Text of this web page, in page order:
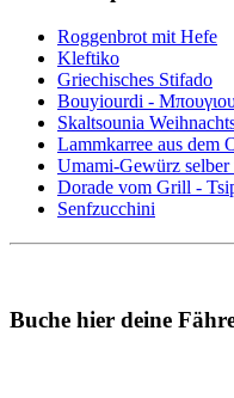
Roggenbrot mit Hefe
Kleftiko
Griechisches Stifado
Bouyiourdi -
Skaltsounia
Lammkarree aus dem
Umami-Gewürz selber
Dorade vom Grill -
Senfzucchini
Buche hier deine